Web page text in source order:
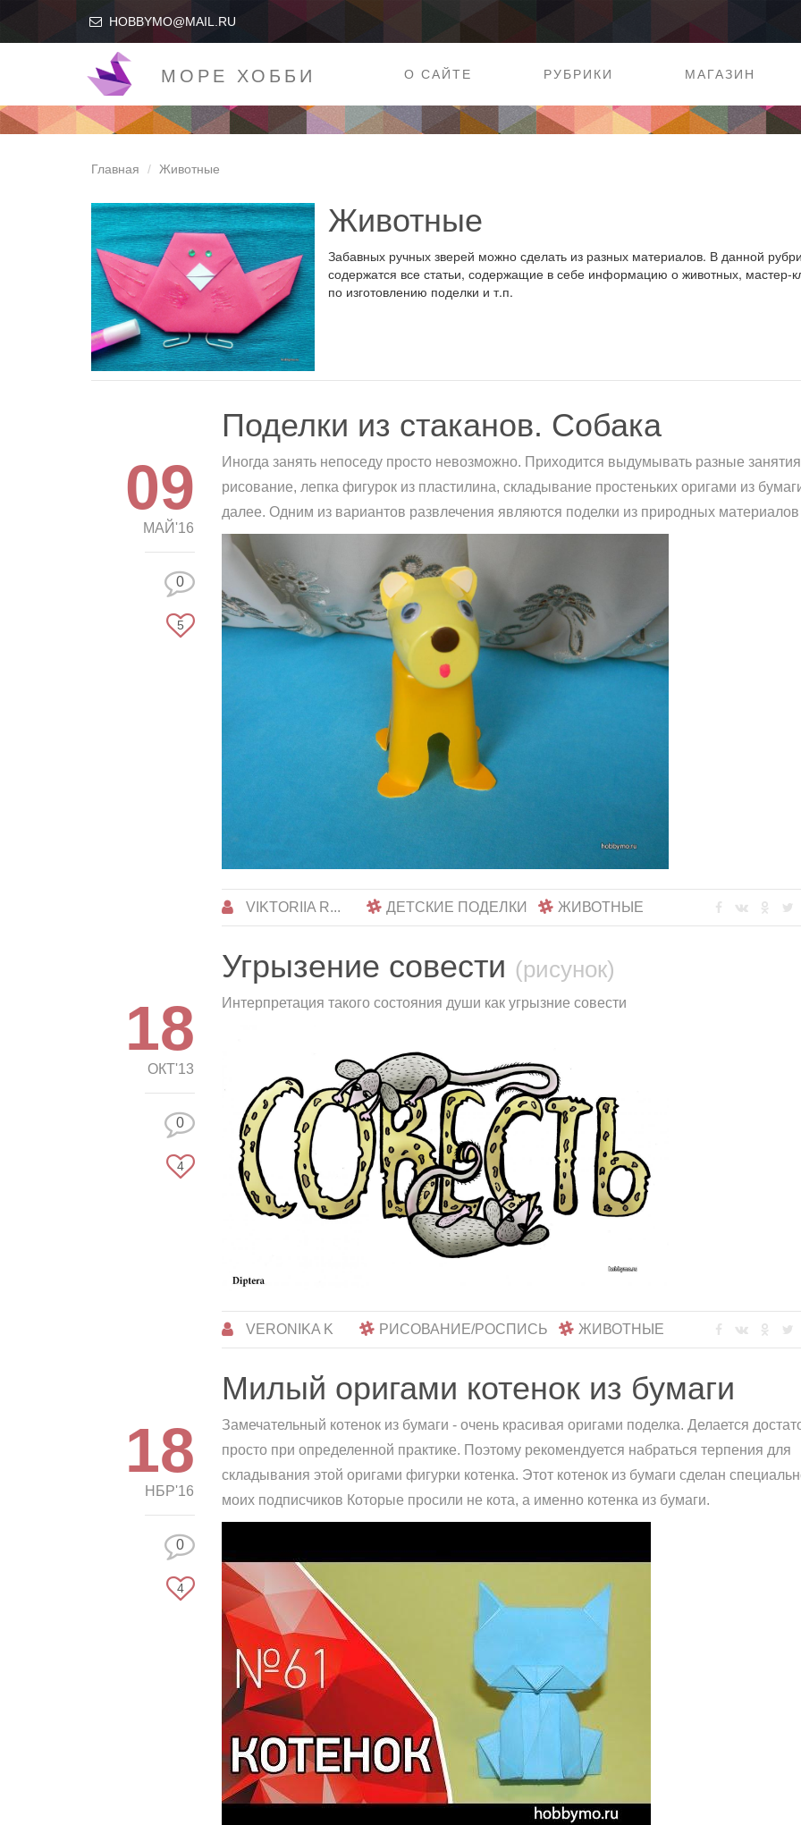
HOBBYMO@MAIL.RU
МОРЕ ХОББИ О САЙТЕ РУБРИКИ МАГАЗИН
Главная Животные
Животные
Забавных ручных зверей можно сделать из разных материалов. В данной
содержатся все статьи, содержащие в себе информацию о животных, мастер-
по изготовлению поделки и т.п.
09
МАЙ'16
0
5
Поделки из стаканов. Собака
Иногда занять непоседу просто невозможно. Приходится выдумывать разные
рисование, лепка фигурок из пластилина, складывание простеньких оригами из
далее. Одним из вариантов развлечения являются поделки из природных материалов
VIKTORIIA R... ДЕТСКИЕ ПОДЕЛКИ ЖИВОТНЫЕ
18
ОКТ'13
0
4
Угрызение совести (рисунок)
Интерпретация такого состояния души как угрызние совести
VERONIKA K РИСОВАНИЕ/РОСПИСЬ ЖИВОТНЫЕ
18
НБР'16
0
4
Милый оригами котенок из бумаги
Замечательный котенок из бумаги - очень красивая оригами поделка. Делается
просто при определенной практике. Поэтому рекомендуется набраться терпения для
складывания этой оригами фигурки котенка. Этот котенок из бумаги сделан
моих подписчиков Которые просили не кота, а именно котенка из бумаги.